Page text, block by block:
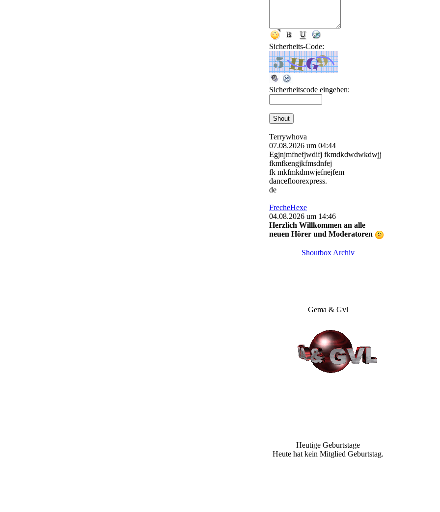
Sicherheits-Code:
Sicherheitscode eingeben:
Terrywhova
07.08.2026 um 04:44
Egjnjmfnefjwdifj fkmdkdwdwkdwjj
fkmfkengjkfmsdnfej
fk mkfmkdmwjefnejfem
dancefloorexpress.
de
FrecheHexe
04.08.2026 um 14:46
Herzlich Willkommen an alle
neuen Hörer und Moderatoren
Shoutbox Archiv
Gema & Gvl
Heutige Geburtstage
Heute hat kein Mitglied Geburtstag.